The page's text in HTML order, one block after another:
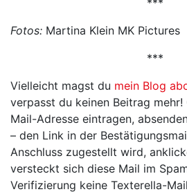
***
Fotos: Martina Klein MK Pictures
***
Vielleicht magst du mein Blog
verpasst du keinen Beitrag mehr!
Mail-Adresse eintragen,
– den Link in der
Anschluss zugestellt wird,
versteckt sich diese Mail im
Verifizierung keine Texterella-